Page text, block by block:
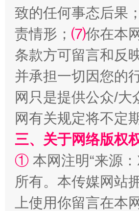
阿坝州三大球赛在茂县开幕
致的任何事态后果；
责情形； ⑺你在本
条款方可留言和反
并承担一切因您的
网只是提供公众/
网有关规定将不定
三、关于网络版权
① 本网注明“来源
所有。本传媒网站
上使用你留言在